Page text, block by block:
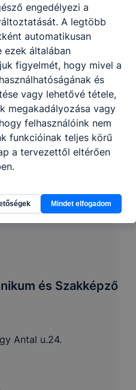
és Szakképző
Antal u.24.
engedélyezi a
A legtöbb
automatikusan
ezek általában
figyelmét, hogy mivel a
és
vagy lehetővé tétele,
megakadályozása vagy
felhasználóink nem
funkcióinak teljes körű
a tervezettől eltérően
Mindet elfogadom